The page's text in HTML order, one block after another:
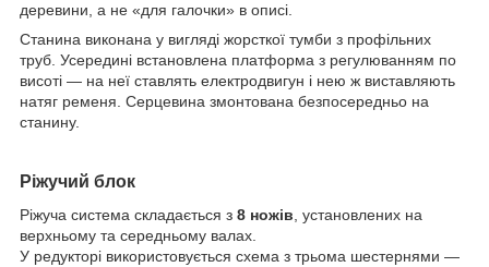
деревини, а не «для галочки» в описі.
Станина виконана у вигляді жорсткої тумби з профільних
труб. Усередині встановлена платформа з регулюванням по
висоті — на неї ставлять електродвигун і нею ж виставляють
натяг ременя. Серцевина змонтована безпосередньо на
станину.
Ріжучий блок
Ріжуча система складається з 8 ножів , установлених на
верхньому та середньому валах.
У редукторі використовується схема з трьома шестернями —